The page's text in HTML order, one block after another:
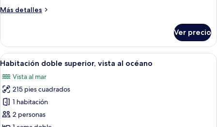
al
Más detalles
Más
triple
superior,
vista
océano
Ver precio
Abrir
todas
las
fotos
de
Habitación
Un dormitorio con cama, televisión,
7
Habitación doble superior, vista al océano
Vista al mar
215 pies cuadrados
1 habitación
2 personas